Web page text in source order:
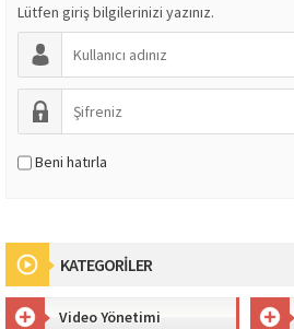
Lütfen giriş bilgilerinizi yazınız.
Beni hatırla
KATEGORİLER
Video Yönetimi